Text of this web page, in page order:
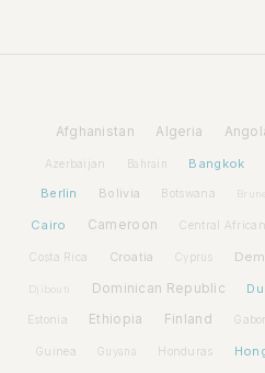
Afghanistan Algeria
Azerbaijan Bahrain Bangkok
Berlin Bolivia Botswana Brunei
Cairo Cameroon Central
Costa Rica Croatia Cyprus
Djibouti Dominican Republic
Estonia Ethiopia Finland
Guinea Guyana Honduras